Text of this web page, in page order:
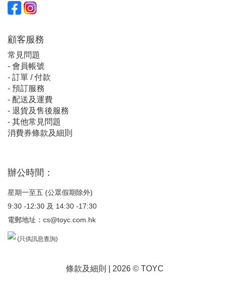
顧客服務
常見問題
- 會員帳號
- 訂單 / 付款
- 預訂服務
- 配送及運費
- 退貨及售後服務
- 其他常見問題
消費券條款及細則
辦公時間：
星期一至五 (公眾假期除外)
9:30 -12:30 及 14:30 -17:30
電郵地址： cs@toyc.com.hk
(只供訊息查詢)
條款及細則 | 2026 © TOYC